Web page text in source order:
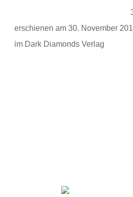
erschienen am 30. November
im Dark Diamonds Verlag